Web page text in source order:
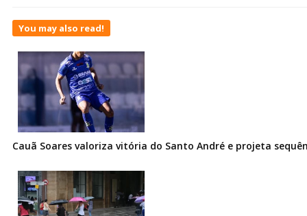
You may also read!
Cauã Soares valoriza vitória do Santo André e projeta